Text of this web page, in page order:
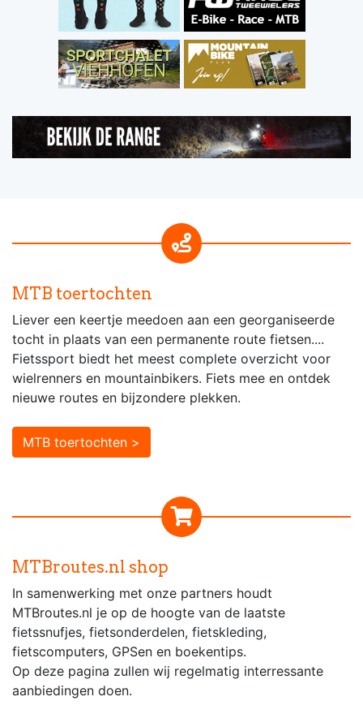
MTB toertochten
Liever een keertje meedoen aan een georganiseerde
tocht in plaats van een permanente route fietsen....
Fietssport biedt het meest complete overzicht voor
wielrenners en mountainbikers. Fiets mee en ontdek
nieuwe routes en bijzondere plekken.
MTB toertochten >
MTBroutes.nl shop
In samenwerking met onze partners houdt
MTBroutes.nl je op de hoogte van de laatste
fietssnufjes, fietsonderdelen, fietskleding,
fietscomputers, GPSen en boekentips.
Op deze pagina zullen wij regelmatig interressante
aanbiedingen doen.